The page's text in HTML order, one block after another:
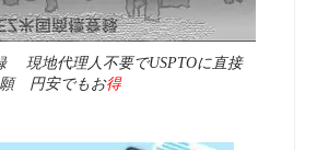
現地代理人不要でUSPTOに直接
円安でもお得